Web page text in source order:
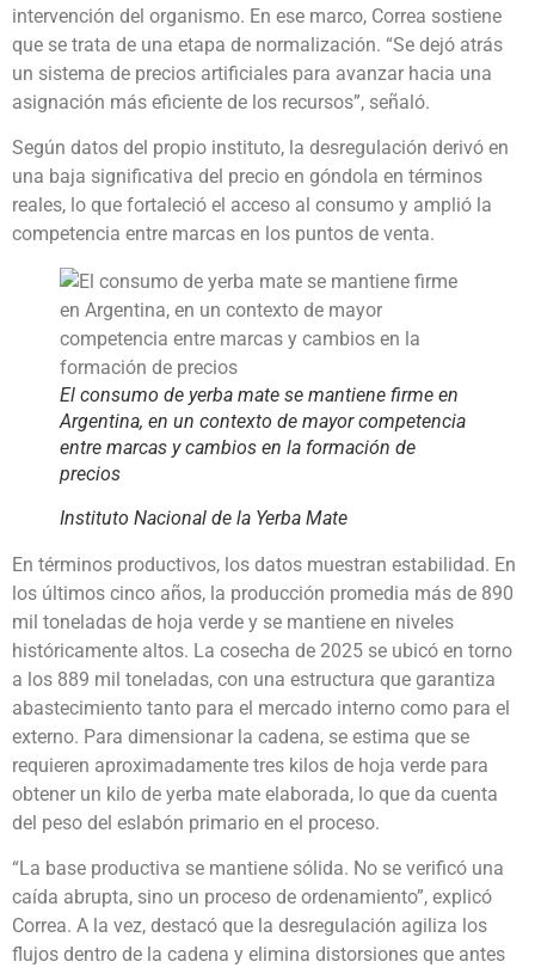
intervención del organismo. En ese marco, Correa sostiene
que se trata de una etapa de normalización. “Se dejó atrás
un sistema de precios artificiales para avanzar hacia una
asignación más eficiente de los recursos”, señaló.
Según datos del propio instituto, la desregulación derivó en
una baja significativa del precio en góndola en términos
reales, lo que fortaleció el acceso al consumo y amplió la
competencia entre marcas en los puntos de venta.
El consumo de yerba mate se mantiene firme en
Argentina, en un contexto de mayor competencia
entre marcas y cambios en la formación de
precios
Instituto Nacional de la Yerba Mate
En términos productivos, los datos muestran estabilidad. En
los últimos cinco años, la producción promedia más de 890
mil toneladas de hoja verde y se mantiene en niveles
históricamente altos. La cosecha de 2025 se ubicó en torno
a los 889 mil toneladas, con una estructura que garantiza
abastecimiento tanto para el mercado interno como para el
externo. Para dimensionar la cadena, se estima que se
requieren aproximadamente tres kilos de hoja verde para
obtener un kilo de yerba mate elaborada, lo que da cuenta
del peso del eslabón primario en el proceso.
“La base productiva se mantiene sólida. No se verificó una
caída abrupta, sino un proceso de ordenamiento”, explicó
Correa. A la vez, destacó que la desregulación agiliza los
flujos dentro de la cadena y elimina distorsiones que antes